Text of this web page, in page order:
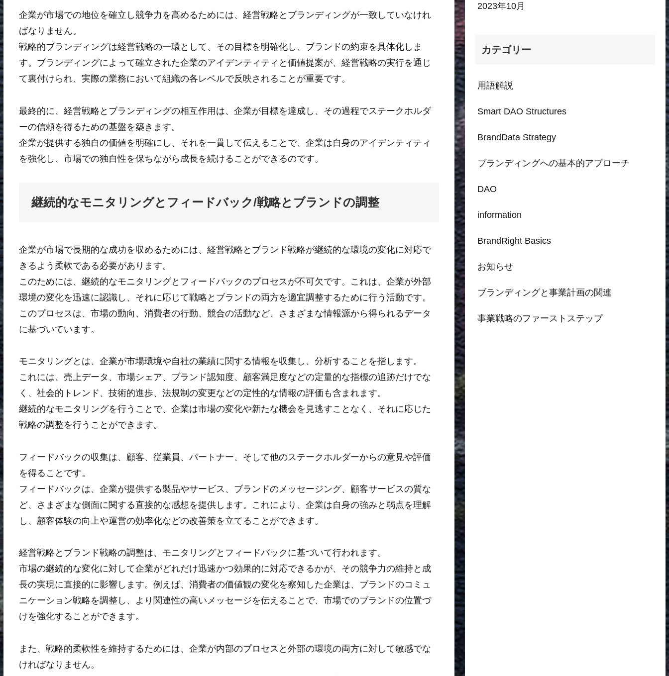
企業が市場での地位を確立し競争力を高めるためには、経営戦略とブランディングが一致していなけれ
ばなりません。
戦略的ブランディングは経営戦略の一環として、その目標を明確化し、ブランドの約束を具体化しま
す。ブランディングによって確立された企業のアイデンティティと価値提案が、経営戦略の実行を通じ
て裏付けられ、実際の業務において組織の各レベルで反映されることが重要です。
最終的に、経営戦略とブランディングの相互作用は、企業が目標を達成し、その過程でステークホルダ
ーの信頼を得るための基盤を築きます。
企業が提供する独自の価値を明確にし、それを一貫して伝えることで、企業は自身のアイデンティティ
を強化し、市場での独自性を保ちながら成長を続けることができるのです。
継続的なモニタリングとフィードバック/戦略とブランドの調整
企業が市場で長期的な成功を収めるためには、経営戦略とブランド戦略が継続的な環境の変化に対応で
きるよう柔軟である必要があります。
このためには、継続的なモニタリングとフィードバックのプロセスが不可欠です。これは、企業が外部
環境の変化を迅速に認識し、それに応じて戦略とブランドの両方を適宜調整するために行う活動です。
このプロセスは、市場の動向、消費者の行動、競合の活動など、さまざまな情報源から得られるデータ
に基づいています。
モニタリングとは、企業が市場環境や自社の業績に関する情報を収集し、分析することを指します。
これには、売上データ、市場シェア、ブランド認知度、顧客満足度などの定量的な指標の追跡だけでな
く、社会的トレンド、技術的進歩、法規制の変更などの定性的な情報の評価も含まれます。
継続的なモニタリングを行うことで、企業は市場の変化や新たな機会を見逃すことなく、それに応じた
戦略の調整を行うことができます。
フィードバックの収集は、顧客、従業員、パートナー、そして他のステークホルダーからの意見や評価
を得ることです。
フィードバックは、企業が提供する製品やサービス、ブランドのメッセージング、顧客サービスの質な
ど、さまざまな側面に関する直接的な感想を提供します。これにより、企業は自身の強みと弱点を理解
し、顧客体験の向上や運営の効率化などの改善策を立てることができます。
経営戦略とブランド戦略の調整は、モニタリングとフィードバックに基づいて行われます。
市場の継続的な変化に対して企業がどれだけ迅速かつ効果的に対応できるかが、その競争力の維持と成
長の実現に直接的に影響します。例えば、消費者の価値観の変化を察知した企業は、ブランドのコミュ
ニケーション戦略を調整し、より関連性の高いメッセージを伝えることで、市場でのブランドの位置づ
けを強化することができます。
また、戦略的柔軟性を維持するためには、企業が内部のプロセスと外部の環境の両方に対して敏感でな
ければなりません。
2023年10月
カテゴリー
用語解説
Smart DAO Structures
BrandData Strategy
ブランディングへの基本的アプローチ
DAO
information
BrandRight Basics
お知らせ
ブランディングと事業計画の関連
事業戦略のファーストステップ